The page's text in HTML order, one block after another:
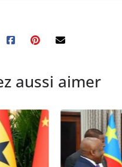
aussi aimer